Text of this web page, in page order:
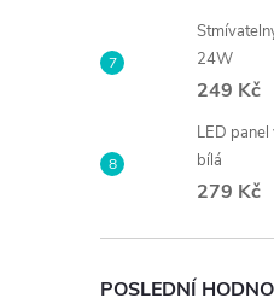
24W
249 Kč
LED
bílá
279 Kč
POSLEDNÍ